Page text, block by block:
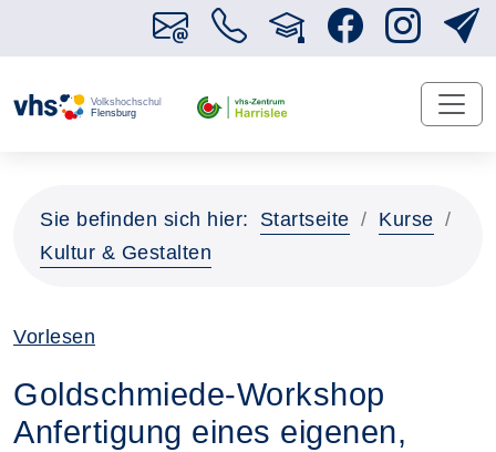
Sie befinden sich hier: Startseite
Kurse
Kultur & Gestalten
Vorlesen
Goldschmiede-Workshop
Anfertigung eines eigenen,